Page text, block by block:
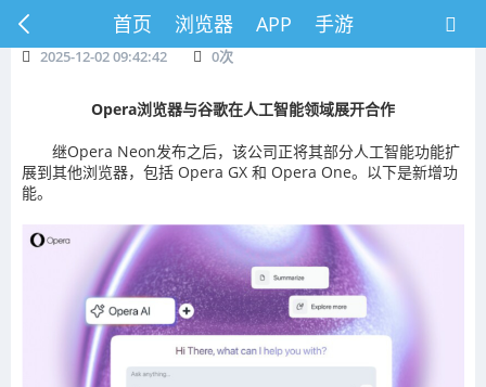
首页 浏览器 APP 手游
2025-12-02 09:42:42 0次
Opera浏览器与谷歌在人工智能领域展开合作
继Opera Neon发布之后，该公司正将其部分人工智能功能扩
展到其他浏览器，包括 Opera GX 和 Opera One。以下是新增功
能。